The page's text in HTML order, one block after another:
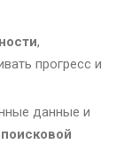
,
прогресс и
данные и
поисковой